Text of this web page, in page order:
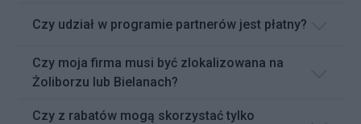
Czy udział w programie partnerów jest płatny?
Czy moja firma musi być zlokalizowana na
Żoliborzu lub Bielanach?
Czy z rabatów mogą skorzystać tylko